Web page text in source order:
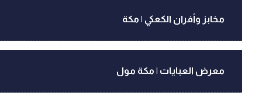
مخابز وأفران الكعكي | مكة
معرض العبايات | مكة مول